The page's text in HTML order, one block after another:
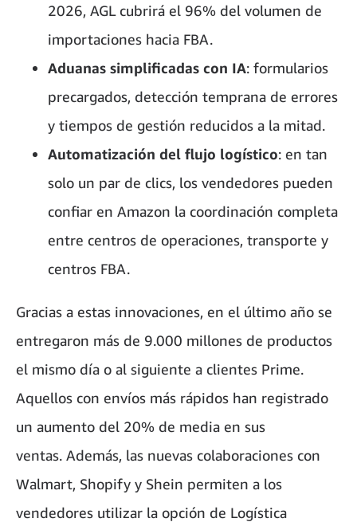
2026, AGL cubrirá el 96% del volumen de
importaciones hacia FBA.
Aduanas simplificadas con IA: formularios
precargados, detección temprana de errores
y tiempos de gestión reducidos a la mitad.
Automatización del flujo logístico: en tan
solo un par de clics, los vendedores pueden
confiar en Amazon la coordinación completa
entre centros de operaciones, transporte y
centros FBA.
Gracias a estas innovaciones, en el último año se
entregaron más de 9.000 millones de productos
el mismo día o al siguiente a clientes Prime.
Aquellos con envíos más rápidos han registrado
un aumento del 20% de media en sus
ventas. Además, las nuevas colaboraciones con
Walmart, Shopify y Shein permiten a los
vendedores utilizar la opción de Logística